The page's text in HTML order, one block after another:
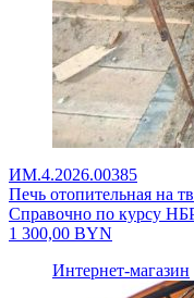
ИМ.4.2026.00385
Печь отопительная на
Справочно по курсу
1 300,00 BYN
Интернет-магазин